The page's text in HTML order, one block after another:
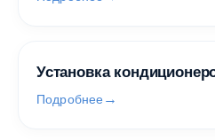
Установка
Подробнее